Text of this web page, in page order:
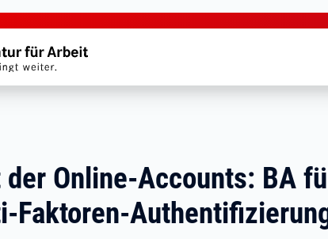
Online-Accounts: BA
Faktoren-